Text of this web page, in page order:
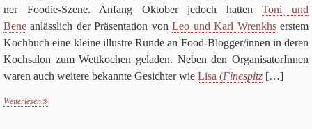
ner Foo­die-Szene. Anfang Okto­ber jedoch hat­tenToni und
Bene anläss­lich der Prä­sen­ta­tion vonLeo und Karl Wrenkhserstem
Koch­buch eine kleine illu­stre Runde an Food-Blog­ger/in­nen in deren
Koch­sa­lon zum Wett­ko­chen gela­den. Neben den Orga­ni­sa­to­rIn­nen
waren auch wei­tere bekannte Gesich­ter wie Lisa (Fine­spitz […]
Weiterlesen